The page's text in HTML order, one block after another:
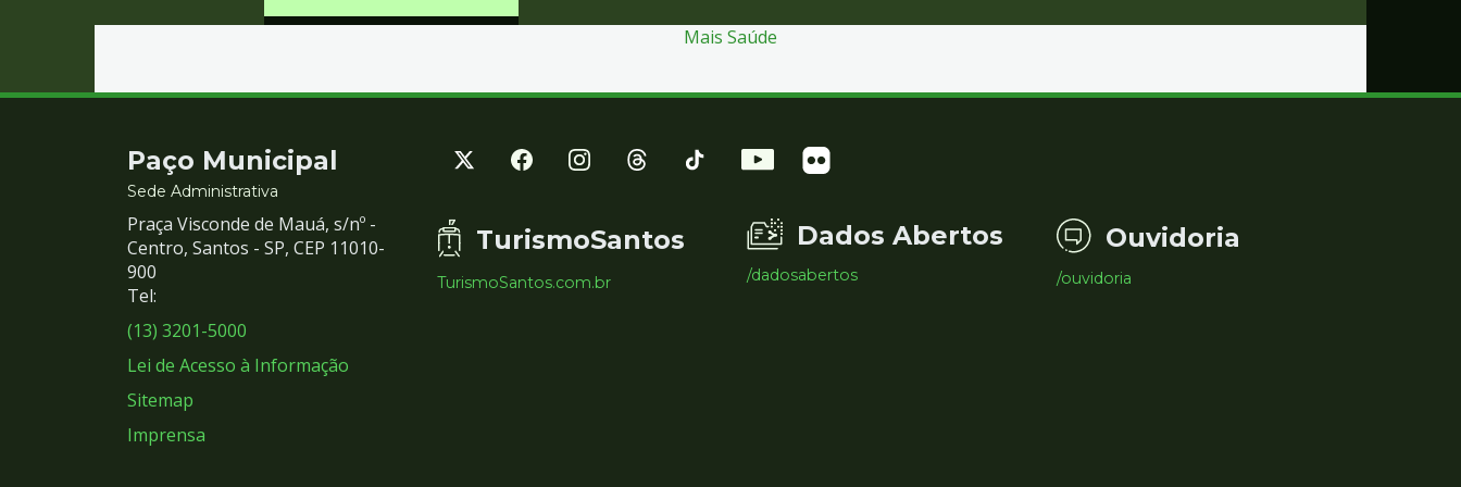
Mais Saúde
Contato
e
Redes
Sociais
Paço Municipal
Sede Administrativa
Praça Visconde de Mauá, s/nº -
Centro, Santos - SP, CEP 11010-
900
Tel:
(13) 3201-5000
Lei de Acesso à Informação
Sitemap
Imprensa
TurismoSantos
TurismoSantos.com.br
Dados Abertos
/dadosabertos
Ouvidoria
/ouvidoria